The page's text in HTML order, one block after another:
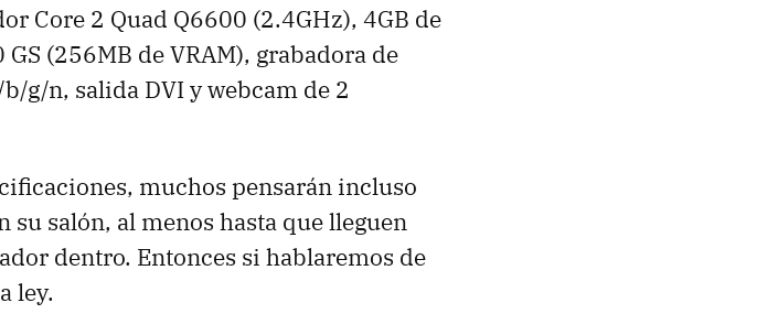
Core 2 Quad Q6600 (2.4GHz), 4GB de
GS (256MB deVRAM), grabadora de
g/n, salida DVIy webcam de 2
muchos pensarán incluso
su salón, al menos hasta que lleguen
dentro. Entonces si hablaremos de
ley.